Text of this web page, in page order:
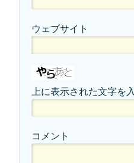
ウェブサイト
上に表示された文字を
コメント